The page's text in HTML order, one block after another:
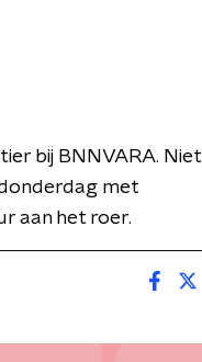
bij BNNVARA. Niet
met
aan het roer.